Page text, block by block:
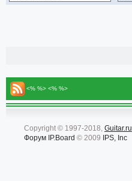
<% %> <% %>
Copyright © 1997-2018, Guitar.ru
Форум IP.Board © 2009 IPS, Inc